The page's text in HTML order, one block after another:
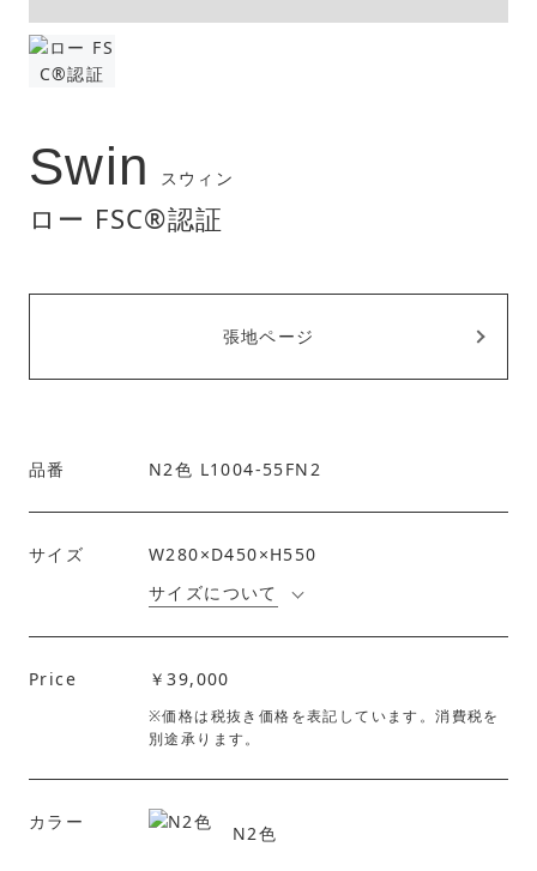
Swin スウィン
ロー FSC®︎認証
張地ページ
品番 N2色 L1004-55FN2
サイズ
W280×D450×H550
サイズについて
Price ￥39,000
※価格は税抜き価格を表記しています。消費税を
別途承ります。
カラー
N2色